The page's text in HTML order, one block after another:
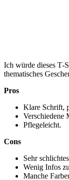
Ich würde dieses
thematisches
Pros
Klare Schrift,
Verschiedene
Pflegeleicht.
Cons
Sehr
Wenig Infos
Manche